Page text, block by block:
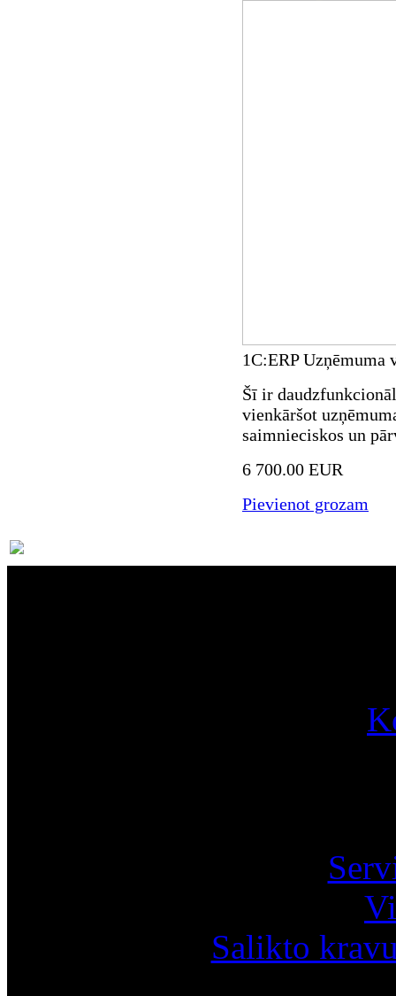
1C:ERP Uzņēmuma
Šī ir
vienkāršot
saimnieciskos un
6 700.00 EUR
Pievienot grozam
Salikto